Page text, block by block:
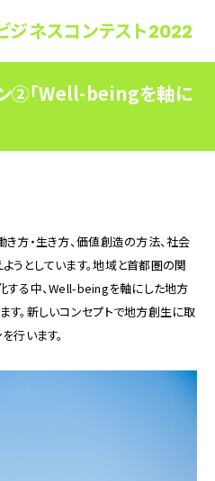
ネスコンテスト2022
②「Well-beingを軸に
方・生き方、価値創造の方法、社会
うとしています。地域と首都圏の関
する中、Well-beingを軸にした地方
す。新しいコンセプトで地方創生に取
行います。